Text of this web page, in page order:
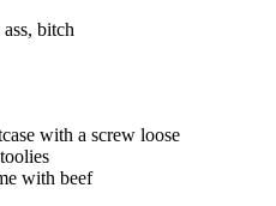
bitch
with a screw loose
with beef